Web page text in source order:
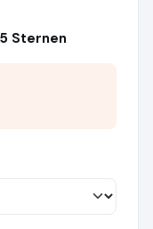
Sternen